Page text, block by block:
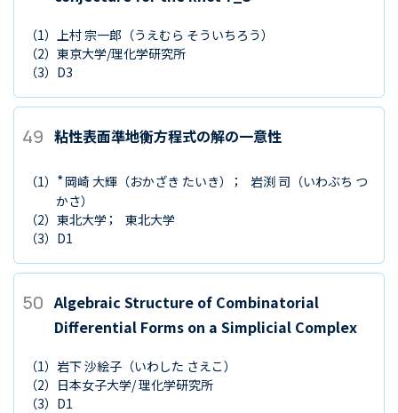
（1） 上村 宗一郎 （うえむら そういちろう）
（2） 東京大学/理化学研究所
（3） D3
49 粘性表面準地衡方程式の解の一意性
（1） *岡崎 大輝 （おかざき たいき） 岩渕 司 （いわぶち つ
かさ）
（2） 東北大学
東北大学
（3） D1
50 Algebraic Structure of Combinatorial
Differential Forms on a Simplicial Complex
（1） 岩下 沙絵子 （いわした さえこ）
（2） 日本女子大学/ 理化学研究所
（3） D1